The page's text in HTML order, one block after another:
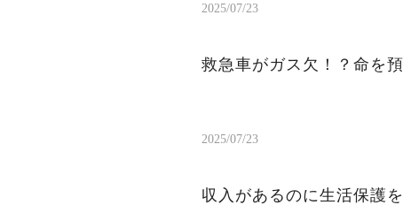
2025/07/23
救急車がガス欠！？命を
2025/07/23
収入があるのに生活保護